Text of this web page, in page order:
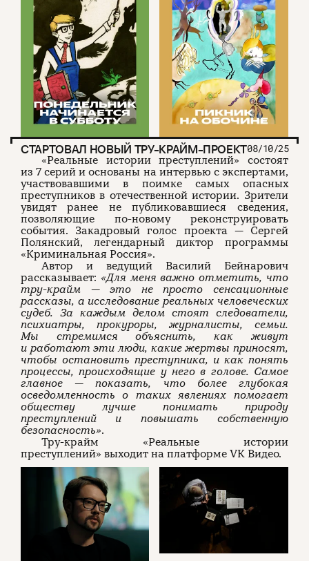
СТАРТОВАЛ НОВЫЙ ТРУ-КРАЙМ-ПРОЕКТ08/10/25
«Реальные истории преступлений» состоят
из 7 серий и основаны на интервью с экспертами,
участвовавшими в поимке самых опасных
преступников в отечественной истории. Зрители
увидят ранее не публиковавшиеся сведения,
позволяющие по-новому реконструировать
события. Закадровый голос проекта — Сергей
Полянский, легендарный диктор программы
«Криминальная Россия».
Автор и ведущий Василий Бейнарович
рассказывает: «Для меня важно отметить, что
тру-крайм — это не просто сенсационные
рассказы, а исследование реальных человеческих
судеб. За каждым делом стоят следователи,
психиатры, прокуроры, журналисты, семьи.
Мы стремимся объяснить, как живут
и работают эти люди, какие жертвы приносят,
чтобы остановить преступника, и как понять
процессы, происходящие у него в голове. Самое
главное — показать, что более глубокая
осведомленность о таких явлениях помогает
обществу лучше понимать природу
преступлений и повышать собственную
безопасность».
Тру-крайм «Реальные истории
преступлений» выходит на платформе VK Видео.